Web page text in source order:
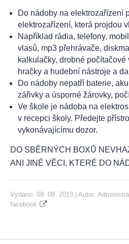
Do nádoby na elektrozařízení
elektrozařízení, která projdou
Například rádia, telefony,
vlasů, mp3 přehrávače,
kalkulačky, drobné
hračky a hudební nástroje a
Do nádoby nepatří baterie,
zářivky a úsporné žárovky,
Ve škole je nádoba na
v recepci školy. Předejte
vykonávajícímu dozor.
DO SBĚRNÝCH BOXŮ
ANI JINÉ VĚCI, KTERÉ DO
Vydáno: 09. 09. 2013 | Autor:
facebook